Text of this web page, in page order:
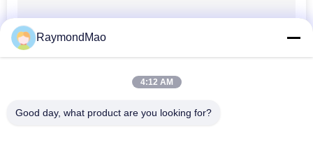
वेल्डिंग स्पेयर पार्ट्स
15
RaymondMao
4:12 AM
Good day, what product are you looking for?